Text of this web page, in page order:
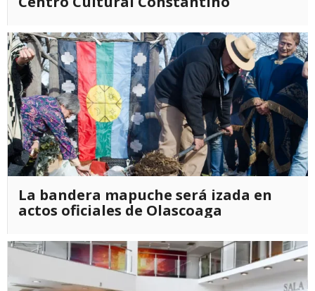
La bandera mapuche será izada en
actos oficiales de Olascoaga